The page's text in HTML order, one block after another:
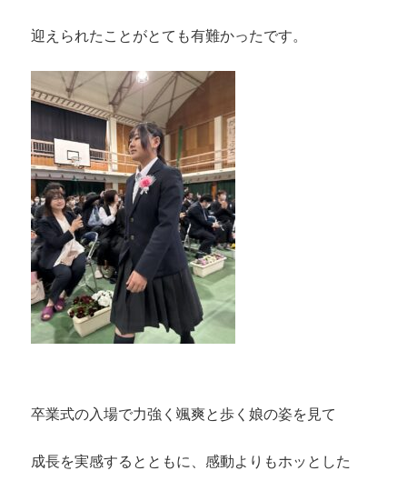
迎えられたことがとても有難かったです。
卒業式の入場で力強く颯爽と歩く娘の姿を見て
成長を実感するとともに、感動よりもホッとした